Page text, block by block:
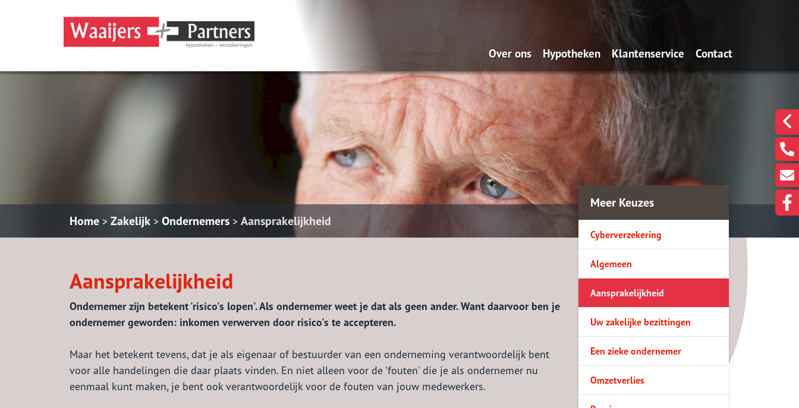
Over ons
Wat doen wij?
Onze missie
Pensioen
Hypotheekadvisering
Dát bedoelen we nou met
ontzorgen
Hypotheken
De Overwaarde Hypotheek
Oeps, een hypotheek (filmpje)
Actuele rentes
Renteverwachting
Rentealert
Bereken uw maximum
Bereken de maandlasten
Is oversluiten voordelig?
Hypotheek
inventarisatieformulier
Jaarlijks Kosten Percentage
Vraag hier een offerte
Stappenplan
Klantenservice
Onze gegevens
Hypotheekinventarisatie
Contact
Een berichtje sturen?
Even met ons
Home > Zakelijk > Ondernemers > Aansprakelijkheid
Aansprakelijkheid
Ondernemer zijn betekent 'risico's lopen'. Als ondernemer weet je dat als geen ander. Want daarvoor ben je
ondernemer geworden: inkomen verwerven door risico's te accepteren.
Maar het betekent tevens, dat je als eigenaar of bestuurder van een onderneming verantwoordelijk bent
voor alle handelingen die daar plaats vinden. En niet alleen voor de 'fouten' die je als ondernemer nu
eenmaal kunt maken, je bent ook verantwoordelijk voor de fouten van jouw medewerkers.
Meer Keuzes
Cyberverzekering
Algemeen
Aansprakelijkheid
Uw zakelijke bezittingen
Een zieke ondernemer
Omzetverlies